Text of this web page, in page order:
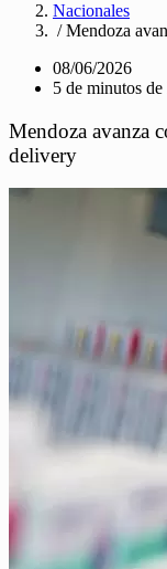
Nacionales
/ Mendoza
08/06/2026
5 de minutos de
Mendoza avanza
delivery